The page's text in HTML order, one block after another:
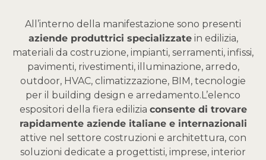
All’interno della manifestazione sono presenti
aziende produttrici specializzatein edilizia,
materiali da costruzione, impianti, serramenti, infissi,
pavimenti, rivestimenti, illuminazione, arredo,
outdoor, HVAC, climatizzazione, BIM, tecnologie
per il building design e arredamento. L’elenco
espositori della fiera edilizia consente di trovare
rapidamente aziende italiane e internazionali
attive nel settore costruzioni e architettura, con
soluzioni dedicate a progettisti, imprese, interior